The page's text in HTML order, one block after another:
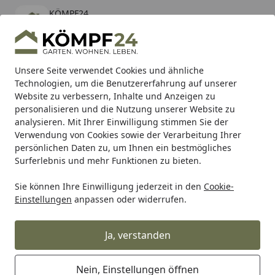
Unsere Seite verwendet Cookies und ähnliche
Technologien, um die Benutzererfahrung auf unserer
Website zu verbessern, Inhalte und Anzeigen zu
personalisieren und die Nutzung unserer Website zu
analysieren. Mit Ihrer Einwilligung stimmen Sie der
Verwendung von Cookies sowie der Verarbeitung Ihrer
persönlichen Daten zu, um Ihnen ein bestmögliches
Surferlebnis und mehr Funktionen zu bieten.
Sie können Ihre Einwilligung jederzeit in den Cookie-
Einstellungen anpassen oder widerrufen.
Ja, verstanden
Nein, Einstellungen öffnen
KÖMPF24
kostenlos - Im App Store
Hotline
Alle Produkte
Mein Konto
Suchen
Karibu Pools inkl. gratis Sandfilteranlage & Pool-
Starterset (Gesamtwert bis 468,99€)
Startseite
Grill Weber Control Panel Assembly Spirit-325 SS "21
Weber Control Panel Assembly
Spirit-325 SS "21 (69612)